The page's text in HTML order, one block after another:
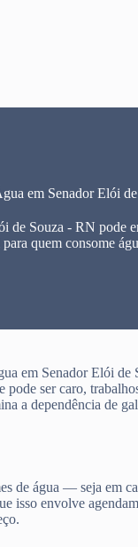
em Senador Elói
de Souza - RN pode
quem consome
em Senador Elói
pode ser caro,
a dependência de
de água — seja em
isso envolve